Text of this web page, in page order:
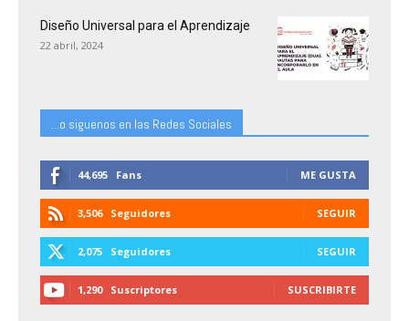
Diseño Universal para el Aprendizaje
22 abril, 2024
...o siguenos en las Redes Sociales
44,695 Fans ME GUSTA
3,506 Seguidores SEGUIR
2,075 Seguidores SEGUIR
1,290 Suscriptores SUSCRIBIRTE